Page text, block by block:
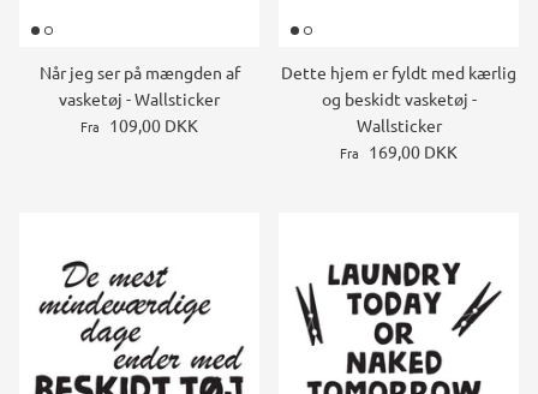
Når jeg ser på mængden af
vasketøj - Wallsticker
Fra 109,00 DKK
Dette hjem er fyldt med kærlig
og beskidt vasketøj -
Wallsticker
Fra 169,00 DKK